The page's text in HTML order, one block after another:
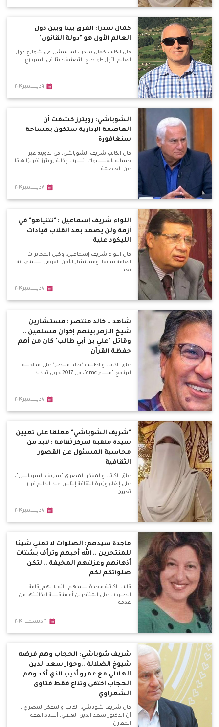
كمال سدرا: الفرق بينا وبين دول
العالم الأول هو "دولة القانون"
قال الكاتب كمال سدرا، لما تمشي في شوارع دول
العالم الأول -لو صح التصنيف- بتلاقي الشوارع
٩ديسمبر٢٠١٩
الشوباشي: رويترز كشفت أن
العاصمة الإدارية ستكون بمساحة
سنغافورة
قال الكاتب شريف الشوباشي، في تدوينة عبر
حسابه بالفيسبوك، نشرت وكالة رويترز تقريرًا هامًا
عن العاصمة
٨ديسمبر٢٠١٩
اللواء شريف إسماعيل : "نتنياهو" في
أزمة ولن يصمد بعد انقلاب قيادات
الليكود علية
قال اللواء شريف إسماعيل، وكيل المخابرات
العامة سابقا، ومستشار الأمن القومي بسيناء، انه
بعد
٧ديسمبر٢٠١٩
شاهد .. خالد منتصر : مستشارين
شيخ الأزهر بينهم إخوان مسلمين ..
وقاتل "علي بن أبي طالب" كان من أهم
حفظة القرآن
علق الكاتب والطبيب "خالد منتصر" على مداخلته
لبرنامج "مساء dmc"، في 2017 حول تجديد
٧ديسمبر٢٠١٩
"شريف الشوباشي" معلقا على تعيين
سيدة منقبة لمركز ثقافة : لابد من
محاسبة المسئول عن القصور
الثقافية
علق الكاتب والمفكر المصري "شريف الشوباشي"،
على إلغاء وزيرة الثقافة إيناس عبد الدايم قرار
تعيين
٧ديسمبر٢٠١٩
ماجدة سيدهم: الصلوات لا تعني شيئا
للمنتحرين .. الله أحبهم وترأف بشتات
أذهانهم وعزلتهم المخيفة .. لتكن
صلواتكم لكم
قالت الكاتبة ماجدة سيدهم ، انه لا يهم إقامة
الصلوات على المنتحرين أو مناقشة إمكانيتها من
عدمه
٦ ديسمبر ٢٠١٩
شريف شوباشي: الحجاب وهم فرضه
شيوخ الضلالة ..وحوار سعد الدين
الهلالي مع عمرو أديب الذي أكد وهم
الحجاب اختفى وتذاع فقط فتاوى
الشعراوي
قال شريف شوباشي، الكاتب والمفكر المصري ،
أن الدكتور سعد الدين الهلالي، أستاذ الفقه
المقارن